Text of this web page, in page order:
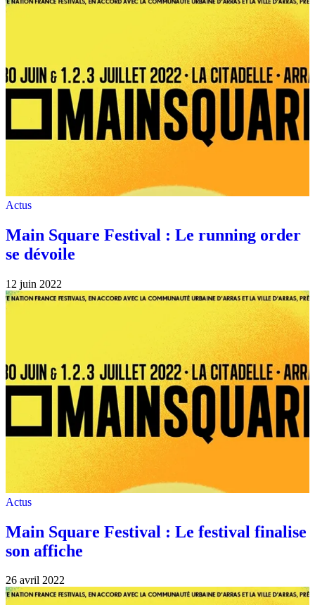
Actus
Main Square Festival : Le running order
se dévoile
12 juin 2022
Actus
Main Square Festival : Le festival finalise
son affiche
26 avril 2022